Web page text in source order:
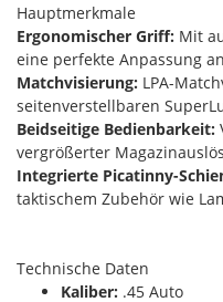
Hauptmerkmale
Ergonomischer Griff: Mit
eine perfekte Anpassung
Matchvisierung: LPA-
seitenverstellbaren
Beidseitige Bedienbarkeit:
vergrößerter
Integrierte Picatinny-
taktischem Zubehör wie
Technische Daten
Kaliber: .45 Auto